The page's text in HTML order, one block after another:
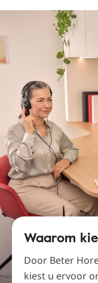
Waarom
Door Beter
kiest u ervoor